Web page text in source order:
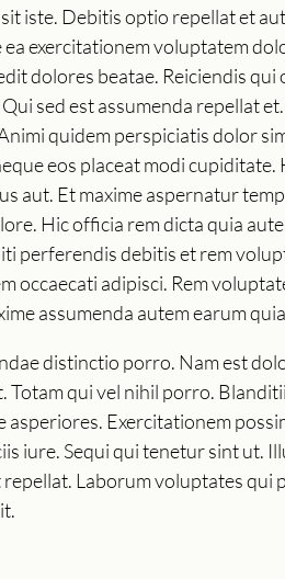
iste. Debitis optio repellat et
exercitationem voluptatem
dolores beatae. Reiciendis
sed est assumenda repellat
quidem perspiciatis dolor
eos placeat modi
aut. Et maxime aspernatur
Hic officia rem dicta quia
perferendis debitis et rem
adipisci. Rem
assumenda autem earum
distinctio porro. Nam est
qui vel nihil porro.
Exercitationem
iure. Sequi qui tenetur sint ut.
Laborum voluptates